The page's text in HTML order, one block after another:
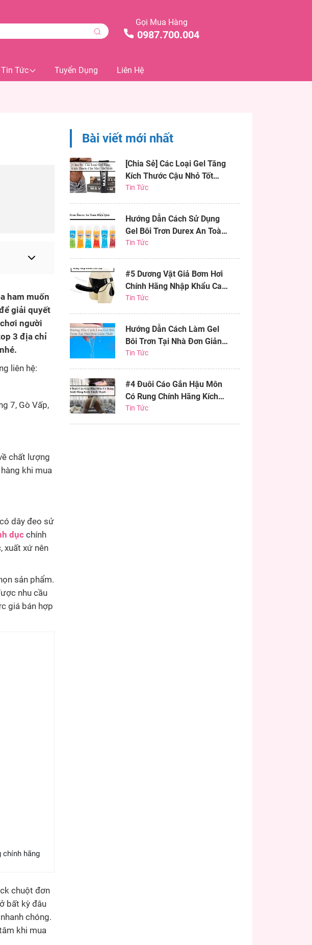
Gọi Mua Hàng
0987.700.004
Tin Tức Tuyển Dụng Liên Hệ
ham muốn
giải quyết
người
3 địa chỉ
liên hệ:
7, Gò Vấp,
chất lượng
khi mua
dây đeo sử
dục chính
xuất xứ nên
sản phẩm.
nhu cầu
giá bán hợp
hãng
chuột đơn
bất kỳ đâu
chóng.
khi mua
Bài viết mới nhất
[Chia Sẻ] Các Loại Gel Tăng
Kích Thước Cậu Nhỏ Tốt
Nhất
Tin Tức
Hướng Dẫn Cách Sử Dụng
Gel Bôi Trơn Durex An Toàn
Hiệu Quả
Tin Tức
#5 Dương Vật Giả Bơm Hơi
Chính Hãng Nhập Khẩu Cao
Cấp
Tin Tức
Hướng Dẫn Cách Làm Gel
Bôi Trơn Tại Nhà Đơn Giản
Nhất
Tin Tức
#4 Đuôi Cáo Gắn Hậu Môn
Có Rung Chính Hãng Kích
Thích Mạnh
Tin Tức